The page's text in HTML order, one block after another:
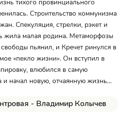
тихого провинциального
Строительство коммунизма
Спекуляция, стрелки, рэкет и
жила малая родина. Метаморфозы
пьянил, и Кречет ринулся в
«пекло жизни». Он вступил в
влюбился в самую
и начал новую, отчаянную жизнь…
- Владимир Колычев